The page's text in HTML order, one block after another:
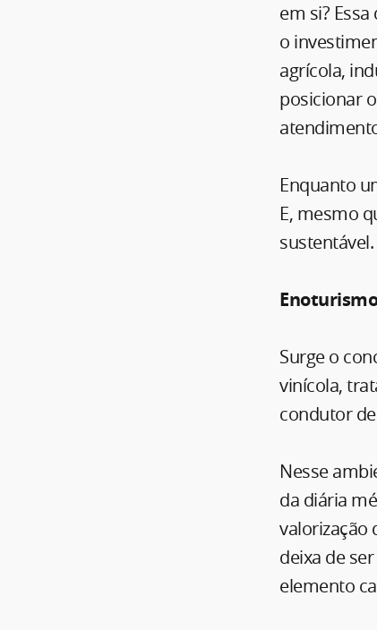
em si?
o
agrícola,
posicionar
Enquanto
E, mesmo
sustentável.
Surge o
vinícola,
condutor
Nesse
da diária
valorização
deixa de
elemento